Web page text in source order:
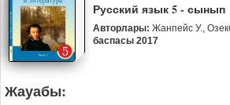
Русский язык 5 - сынып
Авторлары: Жанпейс У.,
баспасы 2017
Жауабы: